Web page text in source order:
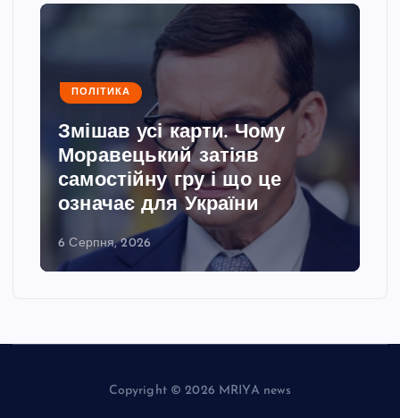
ПОЛІТИКА
Змішав усі карти. Чому
Моравецький затіяв
самостійну гру і що це
означає для України
6 Серпня, 2026
Copyright © 2026 MRIYA news